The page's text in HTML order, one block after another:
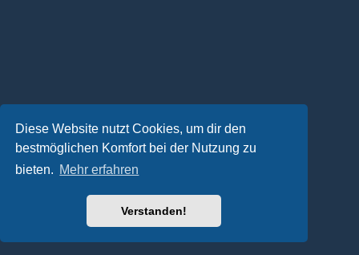
Diese Website nutzt Cookies, um dir den
bestmöglichen Komfort bei der Nutzung zu
bieten. Mehr erfahren
Verstanden!